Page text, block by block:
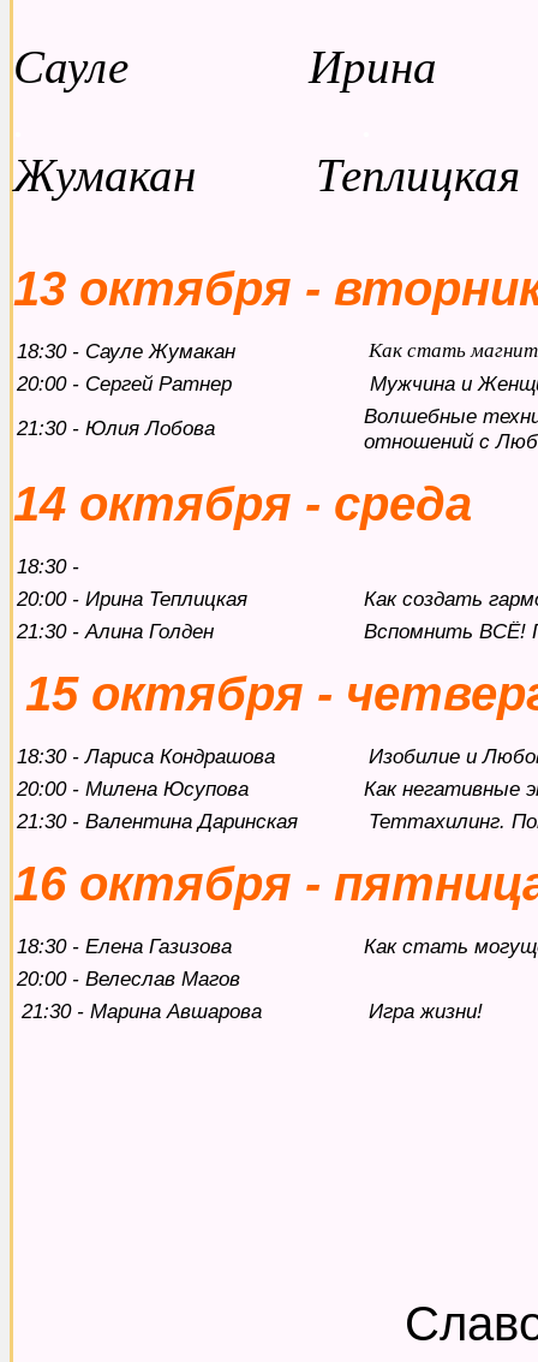
Сауле Ирина
Жумакан
13 октября -
18:30 - Сауле Жумакан Как стать
20:00 - Сергей Ратнер
Мужчина и
21:30 - Юлия Лобова
Волшебные
отношений с
14 октября - среда
18:30 -
20:00 - Ирина Теплицкая
Как создать
21:30 - Алина Голден
Вспомнить ВСЁ!
15 октября -
18:30 - Лариса Кондрашова
Изобилие и
20:00 - Милена Юсупова
Как негативные
21:30 - Валентина Даринская
Теттахилинг.
16 октября -
18:30 - Елена Газизова
Как стать
20:00 - Велеслав Магов
21:30 - Марина Авшарова
Игра жизни!